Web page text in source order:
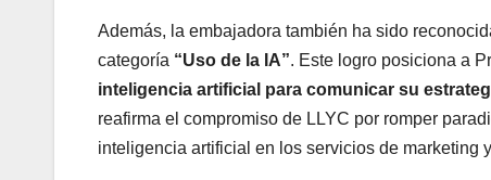
Además, la embajadora también ha sido
categoría “Uso de la IA”. Este logro posiciona a
inteligencia artificial para comunicar su
reafirma el compromiso de LLYC por romper
inteligencia artificial en los servicios de marketing